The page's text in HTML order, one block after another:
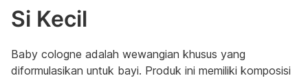
Si Kecil
Baby cologne adalah wewangian khusus yang
diformulasikan untuk bayi. Produk ini memiliki komposisi